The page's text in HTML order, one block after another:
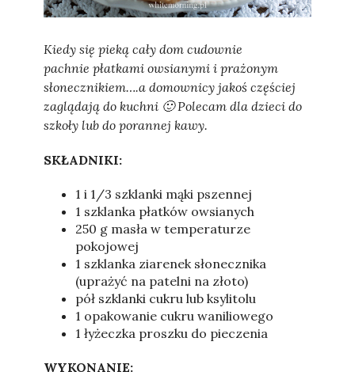
Sylwia
Kiedy się pieką cały dom cudownie
pachnie płatkami owsianymi i prażonym
słonecznikiem….a domownicy jakoś częściej
zaglądają do kuchni 🙂 Polecam dla dzieci do
szkoły lub do porannej kawy.
SKŁADNIKI:
1 i 1/3 szklanki mąki pszennej
1 szklanka płatków owsianych
250 g masła w temperaturze
pokojowej
1 szklanka ziarenek słonecznika
(uprażyć na patelni na złoto)
pół szklanki cukru lub ksylitolu
1 opakowanie cukru waniliowego
1 łyżeczka proszku do pieczenia
WYKONANIE: